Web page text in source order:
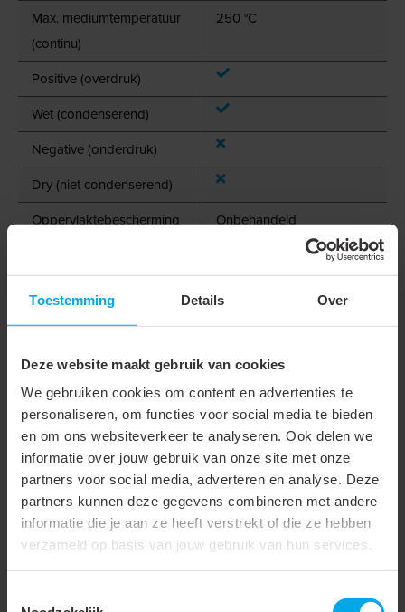
Toestemming Details Over
Deze website maakt gebruik van cookies
We gebruiken cookies om content en advertenties te
personaliseren, om functies voor social media te bieden
en om ons websiteverkeer te analyseren. Ook delen we
informatie over jouw gebruik van onze site met onze
partners voor social media, adverteren en analyse. Deze
partners kunnen deze gegevens combineren met andere
informatie die je aan ze heeft verstrekt of die ze hebben
verzameld op basis van jouw gebruik van hun services.
Max. mediumtemperatuur
(continu)
250 °C
Positive (overdruk)
Wet (condenserend)
Negative (onderdruk)
Dry (niet condenserend)
Oppervlaktebescherming
Onbehandeld
Buitendiameter aansluiting
Binnendiameter
aansluiting 1
59.2 mm
Binnendiameter
aansluiting 2
90 mm
Wanddikte
0.4 mm
Verbinding aansluiting 1
Mof met afdichting
Verbinding aansluiting 2